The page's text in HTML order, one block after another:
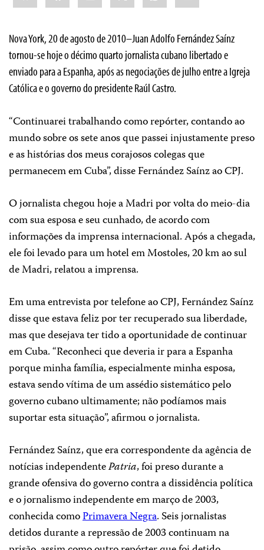
Nova York, 20 de agosto de 2010–Juan Adolfo Fernández Saínz
tornou-se hoje o décimo quarto jornalista cubano libertado e
enviado para a Espanha, após as negociações de julho entre a Igreja
Católica e o governo do presidente Raúl Castro.
“Continuarei trabalhando como repórter, contando ao
mundo sobre os sete anos que passei injustamente preso
e as histórias dos meus corajosos colegas que
permanecem em Cuba”, disse Fernández Saínz ao CPJ.
O jornalista chegou hoje a Madri por volta do meio-dia
com sua esposa e seu cunhado, de acordo com
informações da imprensa internacional. Após a chegada,
ele foi levado para um hotel em Mostoles, 20 km ao sul
de Madri, relatou a imprensa.
Em uma entrevista por telefone ao CPJ, Fernández Saínz
disse que estava feliz por ter recuperado sua liberdade,
mas que desejava ter tido a oportunidade de continuar
em Cuba. “Reconheci que deveria ir para a Espanha
porque minha família, especialmente minha esposa,
estava sendo vítima de um assédio sistemático pelo
governo cubano ultimamente; não podíamos mais
suportar esta situação”, afirmou o jornalista.
Fernández Saínz, que era correspondente da agência de
notícias independentePatria, foi preso durante a
grande ofensiva do governo contraa dissidência política
e o jornalismo independente em março de 2003,
conhecida comoPrimavera Negra.Seis jornalistas
detidos durante a repressão de 2003 continuam na